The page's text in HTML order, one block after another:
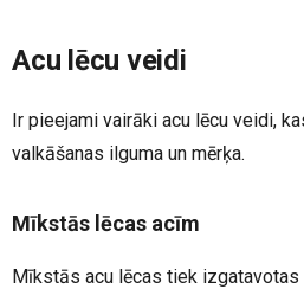
Acu lēcu veidi
Ir pieejami vairāki acu lēcu veidi,
valkāšanas ilguma un mērķa.
Mīkstās lēcas acīm
Mīkstās acu lēcas tiek